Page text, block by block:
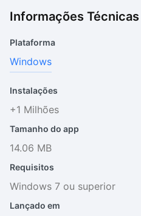
Informações Técnicas
Plataforma
Windows
Instalações
+1 Milhões
Tamanho do app
14.06 MB
Requisitos
Windows 7 ou superior
Lançado em